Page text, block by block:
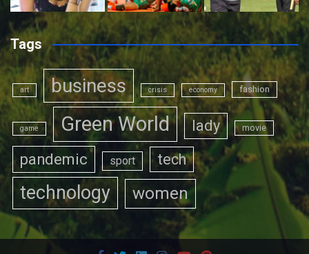
Tags
art business crisis economy fashion
game Green World lady movie
pandemic sport tech
technology women